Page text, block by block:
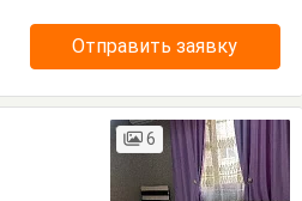
Отправить заявку
6